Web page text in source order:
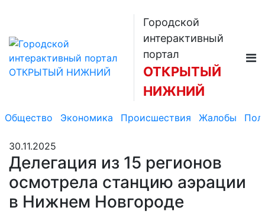
Городской
интерактивный
портал
ОТКРЫТЫЙ
НИЖНИЙ
Общество Экономика Происшествия Жалобы
30.11.2025
Делегация из 15 регионов
осмотрела станцию аэрации
в Нижнем Новгороде